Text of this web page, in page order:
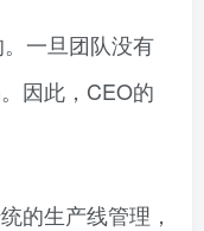
一旦团队没有
因此，CEO的
的生产线管理，